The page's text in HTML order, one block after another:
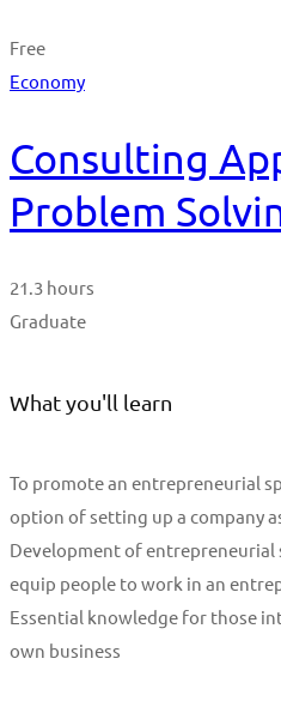
Free
Economy
Consulting
Problem
21.3 hours
Graduate
What you'll learn
To promote an entrepreneurial
option of setting up a company
Development of
equip people to work in an
Essential knowledge for those
own business